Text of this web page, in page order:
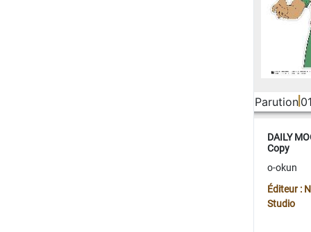
Parution
DAILY
Copy
o-okun
Éditeur :
Studio